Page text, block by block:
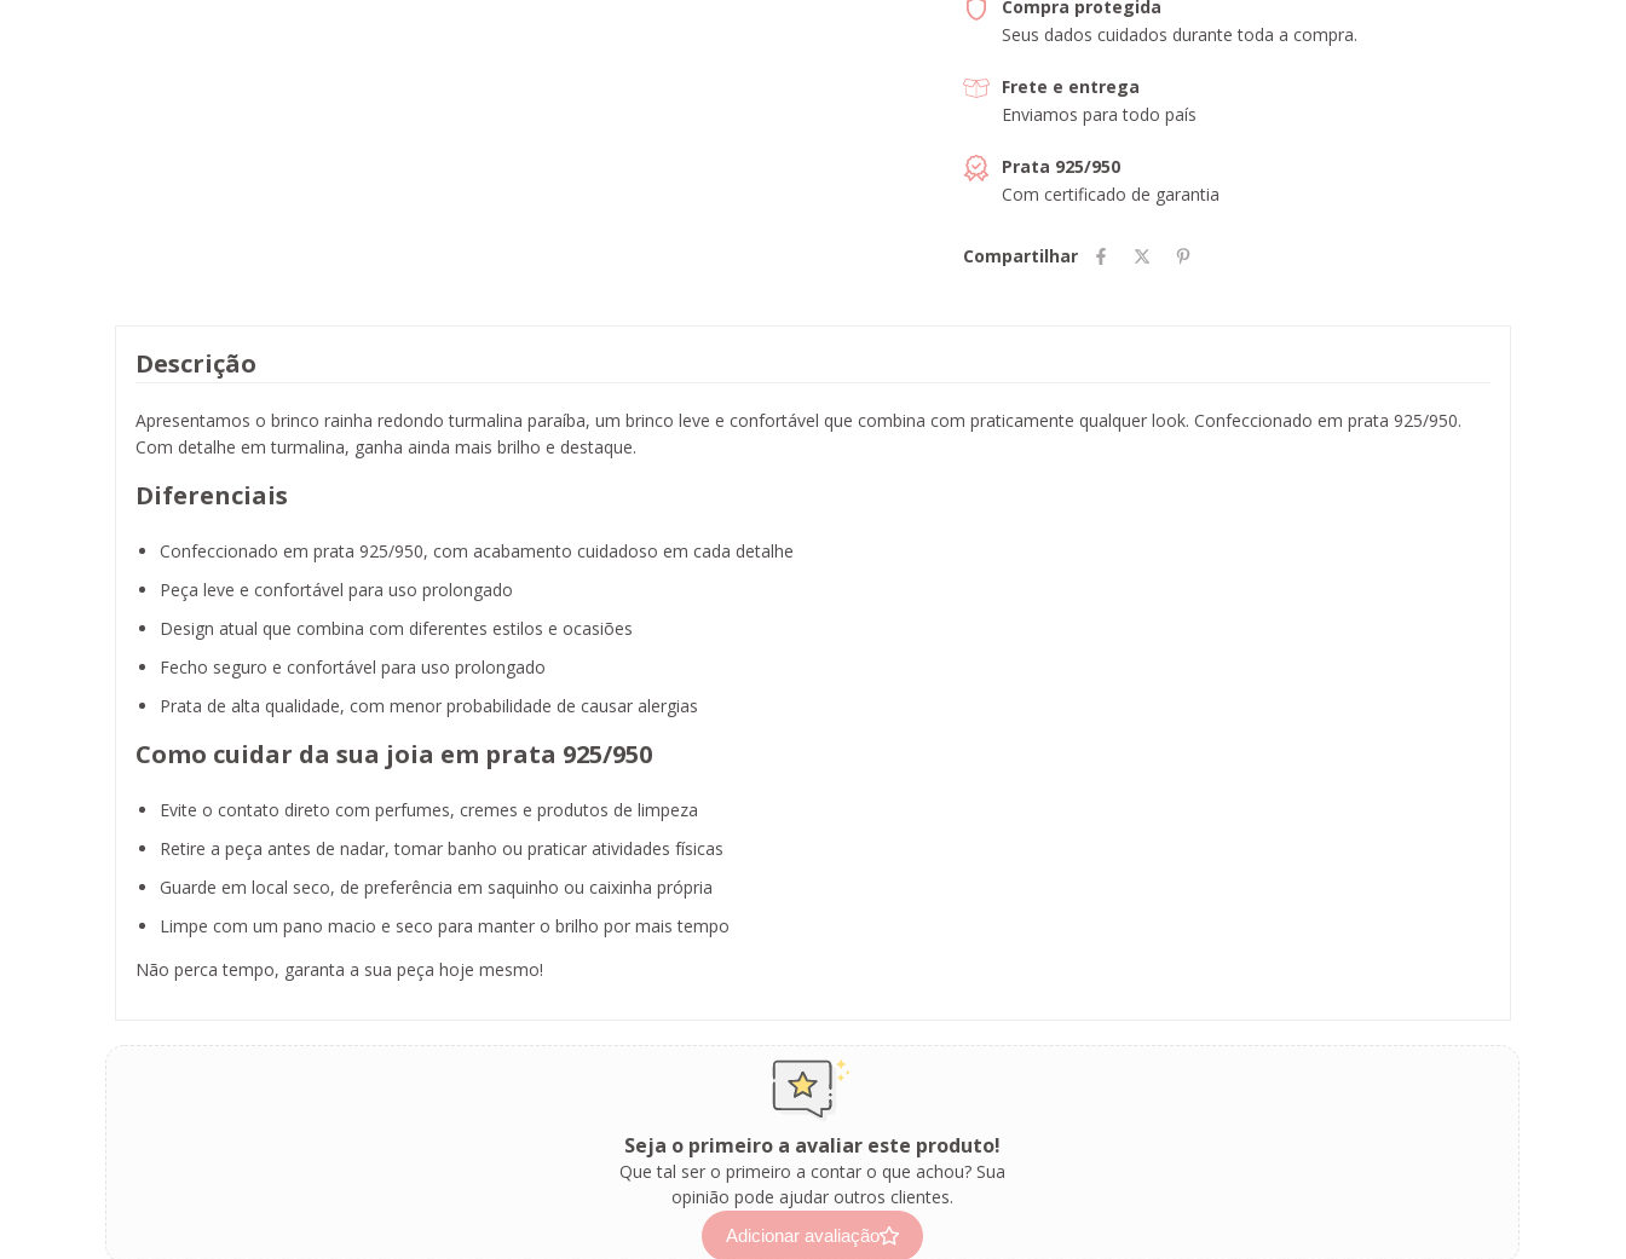
Compra protegida
Seus dados cuidados durante toda a compra.
Frete e entrega
Enviamos para todo país
Prata 925/950
Com certificado de garantia
Compartilhar
Descrição
Apresentamos o brinco rainha redondo turmalina paraíba, um brinco leve e confortável que combina com praticamente qualquer look. Confeccionado em prata 925/950.
Com detalhe em turmalina, ganha ainda mais brilho e destaque.
Diferenciais
Confeccionado em prata 925/950, com acabamento cuidadoso em cada detalhe
Peça leve e confortável para uso prolongado
Design atual que combina com diferentes estilos e ocasiões
Fecho seguro e confortável para uso prolongado
Prata de alta qualidade, com menor probabilidade de causar alergias
Como cuidar da sua joia em prata 925/950
Evite o contato direto com perfumes, cremes e produtos de limpeza
Retire a peça antes de nadar, tomar banho ou praticar atividades físicas
Guarde em local seco, de preferência em saquinho ou caixinha própria
Limpe com um pano macio e seco para manter o brilho por mais tempo
Não perca tempo, garanta a sua peça hoje mesmo!
Seja o primeiro a avaliar este produto!
Que tal ser o primeiro a contar o que achou? Sua
opinião pode ajudar outros clientes.
Adicionar avaliação